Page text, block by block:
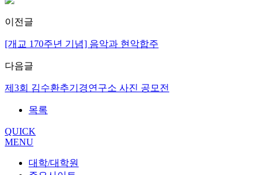
이전글
[개교 170주년 기념] 음악과 현악합주
다음글
제3회 김수환추기경연구소 사진 공모전
목록
QUICK
MENU
대학/대학원